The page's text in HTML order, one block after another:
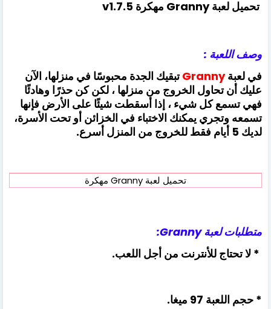
تحميل لعبة Granny مهكرة v1.7.5
وصف اللعبة :
في لعبةGrannyتبقيك الجدة محبوسًا في منزلها، الآن
عليك أن تحاول الخروج من منزلها ، لكن كن حذرًا وهادئًا
فهي تسمع كل شيء ، إذا أسقطت شيئًا على الأرض فإنها
تسمعه وتجري يمكنك الاختباء في الخزائن أو تحت الأسرة،
لديك
تحميل لعبة Granny مهكرة
متطلبات لعبة Granny:
* لا تحتاج للأنترنت من أجل اللعب.
* حجم اللعبة 97 ميغا.